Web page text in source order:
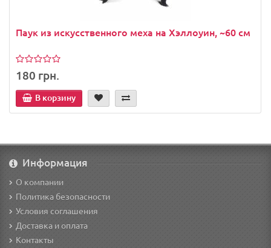
Паук из искусственного меха на Хэллоуин, ~60 см
180 грн.
В корзину
Информация
О компании
Политика безопасности
Условия соглашения
Доставка и оплата
Контакты